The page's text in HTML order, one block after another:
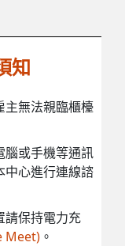
知
主無法親臨櫃檯
腦或手機等通訊
中心進行連線諮
請保持電力充
Meet) 。